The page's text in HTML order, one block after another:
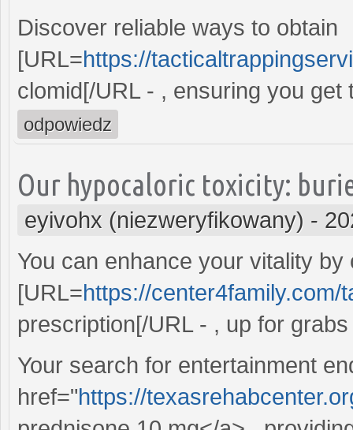
Discover reliable ways to obtain
[URL=https://
clomid[/URL - , ensuring you get
odpowiedz
Our hypocaloric toxicity:
eyivohx (niezweryfikowany) -
You can enhance your vitality
[URL=https://center4family.com/
prescription[/URL - , up for grabs
Your search for entertainment
href="https://